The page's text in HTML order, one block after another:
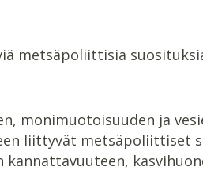
metsäpoliittisia
monimuotoisuuden ja
liittyvät metsäpoliittiset